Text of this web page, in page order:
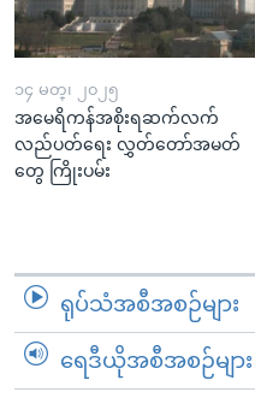
၁၄ မတ္၊ ၂၀၂၅
အမေရိကန်အစိုးရဆက်လက်
လည်ပတ်ရေး လွှတ်တော်အမတ်
တွေ ကြိုးပမ်း
ရုပ်သံအစီအစဉ်များ
ရေဒီယိုအစီအစဉ်များ